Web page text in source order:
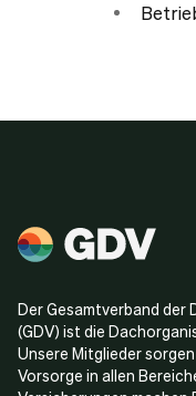
Der Gesamtverband der
(GDV) ist die
Unsere Mitglieder
Vorsorge in allen